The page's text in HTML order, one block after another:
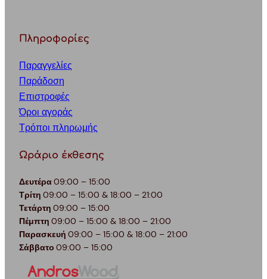
Πληροφορίες
Παραγγελίες
Παράδοση
Επιστροφές
Όροι αγοράς
Τρόποι πληρωμής
Ωράριο έκθεσης
Δευτέρα09:00 – 15:00
Τρίτη 09:00 – 15:00 & 18:00 – 21:00
Τετάρτη 09:00 – 15:00
Πέμπτη 09:00 – 15:00 & 18:00 – 21:00
Παρασκευή 09:00 – 15:00 & 18:00 – 21:00
Σάββατο 09:00 – 15:00